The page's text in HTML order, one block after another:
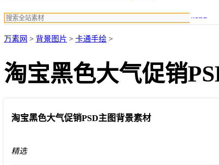
万素网 > 背景图片 > 卡通手绘 >
淘宝黑色大气促销
淘宝黑色大气促销PSD主图背景素材
精选